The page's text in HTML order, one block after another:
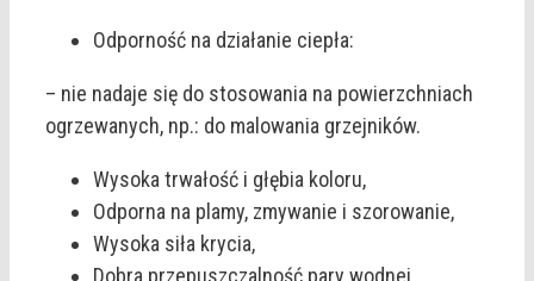
Odporność na działanie ciepła:
– nie nadaje się do stosowania na powierzchniach
ogrzewanych, np.: do malowania grzejników.
Wysoka trwałość i głębia koloru,
Odporna na plamy, zmywanie i szorowanie,
Wysoka siła krycia,
Dobra przepuszczalność pary wodnej